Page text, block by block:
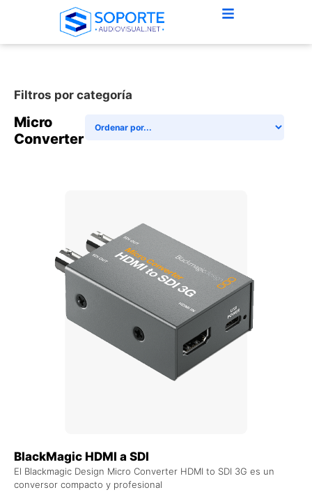
Filtros por categoría
Micro
Converter
BlackMagic HDMI a SDI
El Blackmagic Design Micro Converter HDMI to SDI 3G es un
conversor compacto y profesional